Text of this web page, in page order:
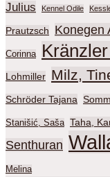
Julius
Kennel Odile
Prautzsch Konegen
Corinna
Lohmiller Milz,
Schröder Tajana
Stanišić, Saša Taha,
Senthuran
Melina